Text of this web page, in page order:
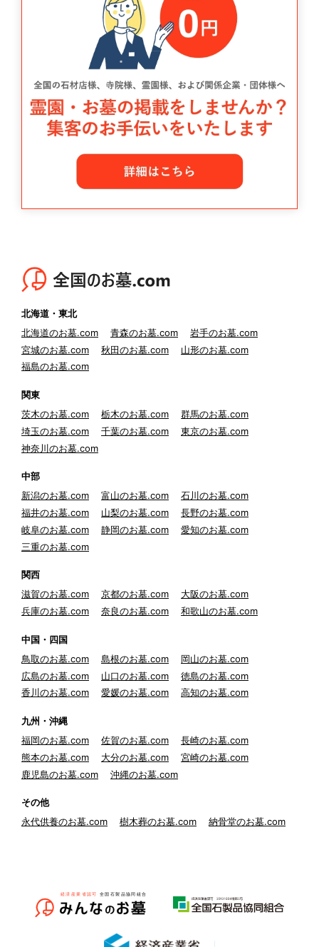
北海道・東北
北海道のお墓.com
青森のお墓.com
岩手のお墓.com
宮城のお墓.com
秋田のお墓.com
山形のお墓.com
福島のお墓.com
関東
茨木のお墓.com
栃木のお墓.com
群馬のお墓.com
埼玉のお墓.com
千葉のお墓.com
東京のお墓.com
神奈川のお墓.com
中部
新潟のお墓.com
富山のお墓.com
石川のお墓.com
福井のお墓.com
山梨のお墓.com
長野のお墓.com
岐阜のお墓.com
静岡のお墓.com
愛知のお墓.com
三重のお墓.com
関西
滋賀のお墓.com
京都のお墓.com
大阪のお墓.com
兵庫のお墓.com
奈良のお墓.com 和歌山のお墓.com
中国・四国
鳥取のお墓.com
島根のお墓.com
岡山のお墓.com
広島のお墓.com
山口のお墓.com
徳島のお墓.com
香川のお墓.com
愛媛のお墓.com 高知のお墓.com
九州・沖縄
福岡のお墓.com
佐賀のお墓.com
長崎のお墓.com
熊本のお墓.com
大分のお墓.com
宮崎のお墓.com
鹿児島のお墓.com
沖縄のお墓.com
その他
永代供養のお墓.com
樹木葬のお墓.com 納骨堂のお墓.com